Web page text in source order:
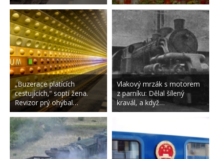
„Buzerace platících
cestujících,“ soptí žena.
Revizor prý ohýbal…
Vlakový mrzák s motorem
z parníku: Dělal šílený
kravál, a když…